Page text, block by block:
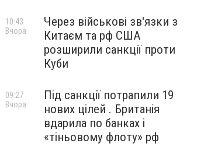
Через військові зв'язки з
Китаєм та рф США
розширили санкції проти
Куби
10:43
Вчора
Під санкції потрапили 19
нових цілей . Британія
вдарила по банках і
«тіньовому флоту» рф
09:27
Вчора